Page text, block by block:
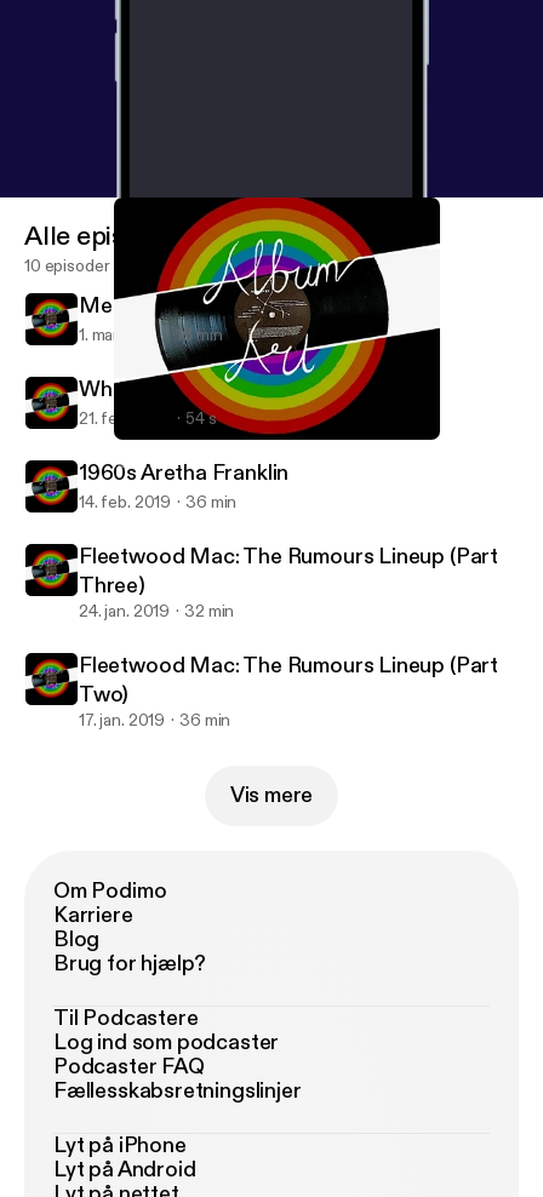
Album Art
Alle episoder
10 episoder
Mental Health in Music: The 27 Club
1. mar. 2019 16 min
Where is Aretha Franklin Part Two?
21. feb. 2019 54 s
1960s Aretha Franklin
14. feb. 2019 36 min
Fleetwood Mac: The Rumours Lineup (Part
Three)
24. jan. 2019 32 min
Fleetwood Mac: The Rumours Lineup (Part
Two)
17. jan. 2019 36 min
Vis mere
Om Podimo
Karriere
Blog
Brug for hjælp?
Til Podcastere
Log ind som podcaster
Podcaster FAQ
Fællesskabsretningslinjer
Lyt på iPhone
Lyt på Android